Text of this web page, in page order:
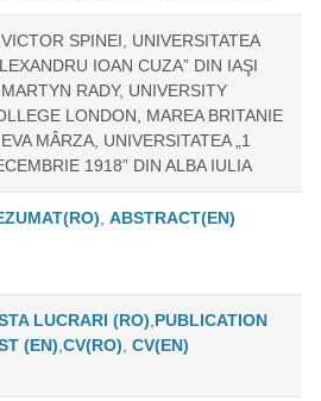
SPINEI, UNIVERSITATEA
IOAN CUZA” DIN IAŞI
RADY, UNIVERSITY
LONDON, MAREA BRITANIE
MÂRZA, UNIVERSITATEA „1
1918” DIN ALBA IULIA
ABSTRACT(EN)
LUCRARI (RO) PUBLICATION
(EN) CV(RO) CV(EN)